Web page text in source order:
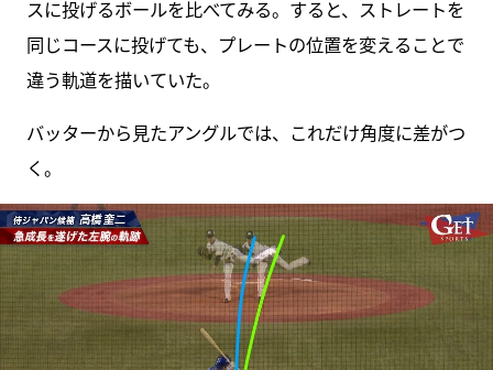
スに投げるボールを比べてみる。すると、ストレートを
同じコースに投げても、プレートの位置を変えることで
違う軌道を描いていた。
バッターから見たアングルでは、これだけ角度に差がつ
く。